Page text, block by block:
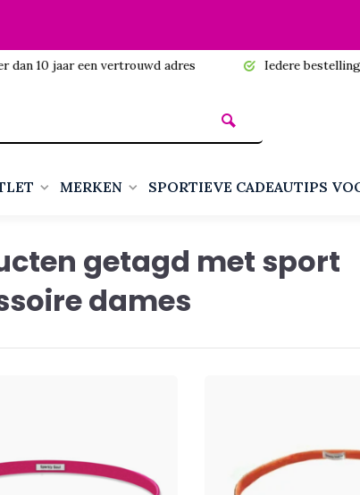
10 jaar een vertrouwd adres Iedere bestelling is
MERKEN SPORTIEVE CADEAUTIPS
getagd met sport
dames